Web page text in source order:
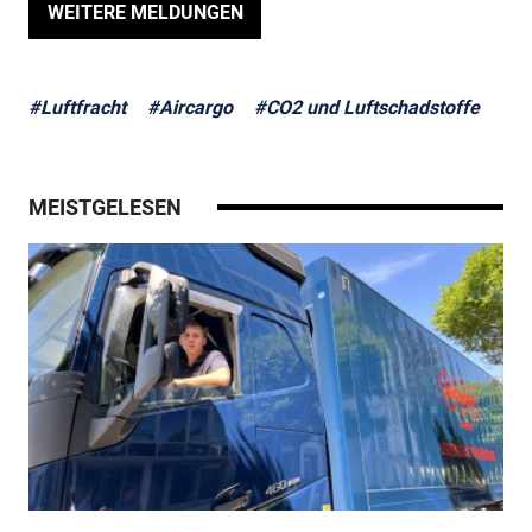
WEITERE MELDUNGEN
#Luftfracht #Aircargo #CO2 und Luftschadstoffe
MEISTGELESEN